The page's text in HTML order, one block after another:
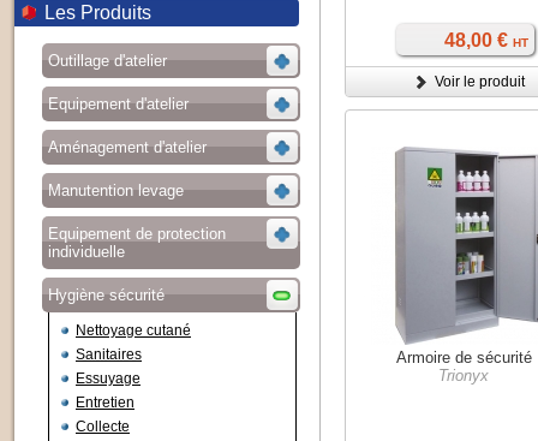
Les Produits
Outillage d'atelier
Equipement d'atelier
Aménagement d'atelier
Manutention levage
Equipement de protection
individuelle
Hygiène sécurité
Nettoyage cutané
Sanitaires
Essuyage
Entretien
Collecte
48,00 € HT
Voir le produit
Armoire de sécurité
Trionyx